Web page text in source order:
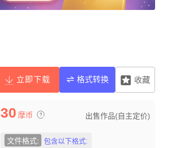
立即下载 格式转换 收藏
30 摩币 出售作品(自主定价)
文件格式: 包含以下格式: